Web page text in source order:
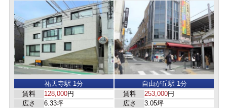
祐天寺駅 1分
賃料
128,000円
広さ
6.33坪
自由が丘駅 1分
賃料
253,000円
広さ
3.05坪